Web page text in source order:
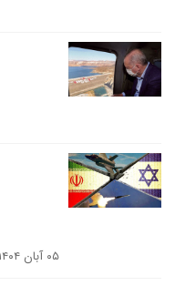
۰۵ آبان ۱۴۰۴